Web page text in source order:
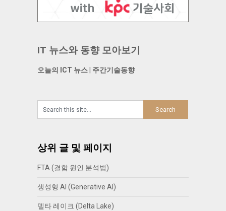
IT 뉴스와 동향 모아보기
오늘의 ICT 뉴스| 주간기술동향
상위 글 및 페이지
FTA (결함 원인 분석법)
생성형 AI (Generative AI)
델타 레이크 (Delta Lake)